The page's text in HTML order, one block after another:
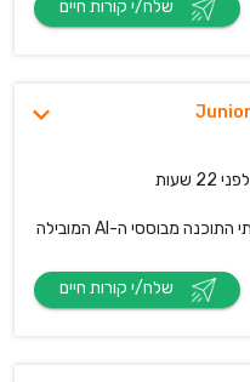
לפני 22 שעות
בוא.י להיות חלק מקווליטסט, חברת שירותי התוכנה מבוססי ה-AI המובילה